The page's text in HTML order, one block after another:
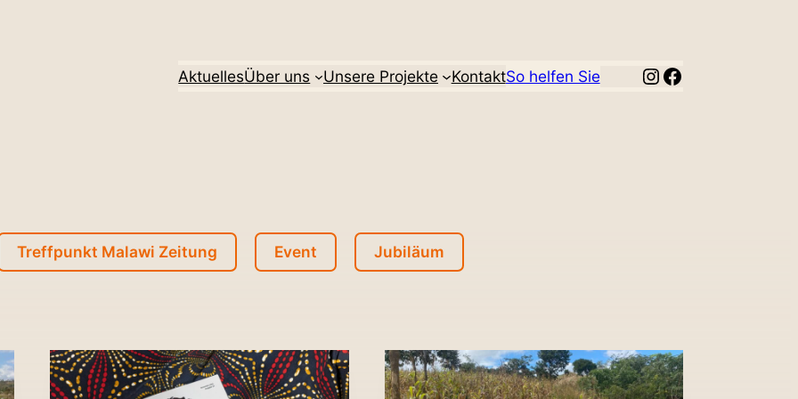
Aktu­ellesÜber uns Unsere Pro­jekte KontaktSo helfen Sie Instagram
Facebook
Treffpunkt Malawi Zeitung Event Jubiläum